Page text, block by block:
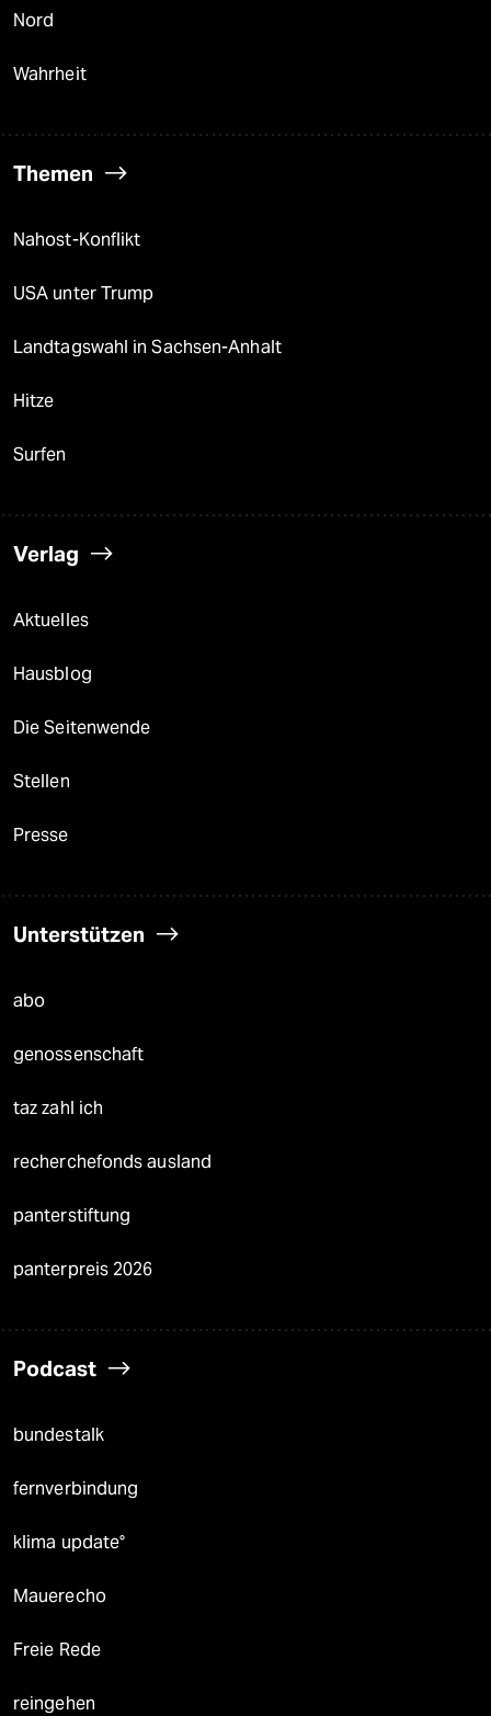
Nord
Wahrheit
Themen
Nahost-Konflikt
USA unter Trump
Landtagswahl in Sachsen-Anhalt
Hitze
Surfen
Verlag
Aktuelles
Hausblog
Die Seitenwende
Stellen
Presse
Unterstützen
abo
genossenschaft
taz zahl ich
recherchefonds ausland
panterstiftung
panterpreis 2026
Podcast
bundestalk
fernverbindung
klima update°
Mauerecho
Freie Rede
reingehen